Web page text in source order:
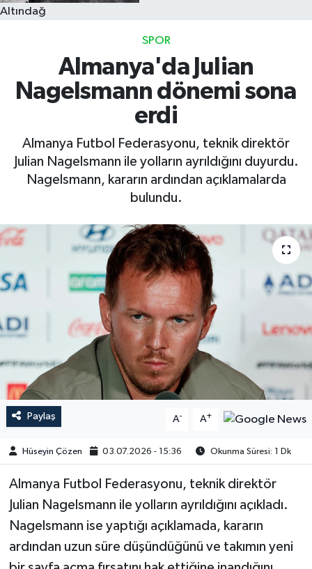
Altındağ
SPOR
Almanya'da Julian
Nagelsmann dönemi sona
erdi
Almanya Futbol Federasyonu, teknik direktör
Julian Nagelsmann ile yolların ayrıldığını duyurdu.
Nagelsmann, kararın ardından açıklamalarda
bulundu.
Paylaş A- A+
Hüseyin Çözen 03.07.2026 - 15:36 Okunma Süresi: 1 Dk
Almanya Futbol Federasyonu, teknik direktör
Julian Nagelsmann ile yolların ayrıldığını açıkladı.
Nagelsmann ise yaptığı açıklamada, kararın
ardından uzun süre düşündüğünü ve takımın yeni